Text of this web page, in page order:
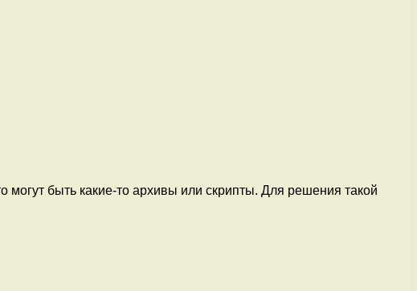
могут быть какие-то архивы или скрипты. Для решения такой